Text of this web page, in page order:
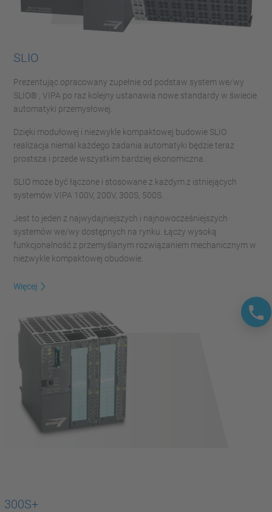
SLIO
Prezentując opracowany zupełnie od podstaw system we/wy
SLIO® , VIPA po raz kolejny ustanawia nowe standardy w świecie
automatyki przemysłowej.
Dzięki modułowej i niezwykle kompaktowej budowie SLIO
realizacja niemal każdego zadania automatyki będzie teraz
prostsza i przede wszystkim bardziej ekonomiczna.
SLIO może być łączone i stosowane z każdym z istniejących
systemów VIPA 100V, 200V, 300S, 500S.
Jest to jeden z najwydajniejszych i najnowocześniejszych
systemów we/wy dostępnych na rynku. Łączy wysoką
funkcjonalność z przemyślanym rozwiązaniem mechanicznym w
niezwykle kompaktowej obudowie.
Więcej
300S+